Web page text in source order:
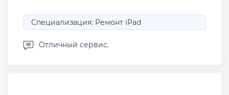
Специализация: Ремонт iPad
Отличный сервис.